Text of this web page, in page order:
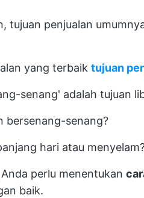
tujuan penjualan
yang terbaik tujuan
senang' adalah tujuan
bersenang-senang?
hari atau
perlu menentukan
baik.